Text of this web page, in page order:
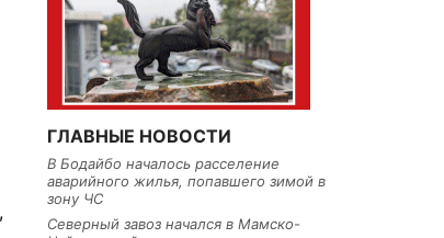
,
ГЛАВНЫЕ НОВОСТИ
В Бодайбо началось расселение
аварийного жилья, попавшего зимой в
зону ЧС
Северный завоз начался в Мамско-